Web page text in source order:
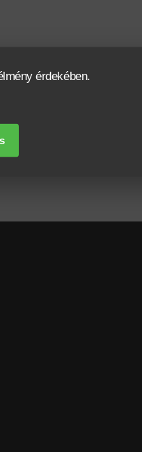
érdekében.
magasság 4700mm,
(300-900mm) kulcsos